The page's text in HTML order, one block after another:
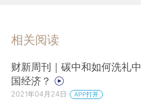
相关阅读
财新周刊｜碳中和如何洗礼中
国经济？
2021年04月24日 APP打开